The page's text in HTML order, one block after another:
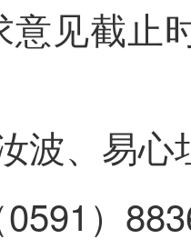
见截止
波、易心
）